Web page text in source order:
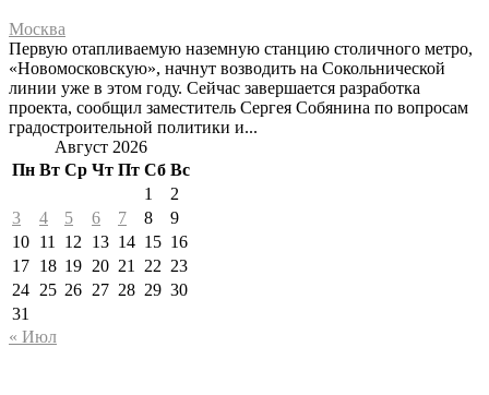
Москва
Первую отапливаемую наземную станцию столичного метро,
«Новомосковскую», начнут возводить на Сокольнической
линии уже в этом году. Сейчас завершается разработка
проекта, сообщил заместитель Сергея Собянина по вопросам
градостроительной политики и...
Август 2026
Пн Вт Ср Чт Пт Сб Вс
1
2
3
4 5 6 7 8
9
10 11 12 13 14 15 16
17 18 19 20 21 22 23
24 25 26 27 28 29 30
31
« Июл